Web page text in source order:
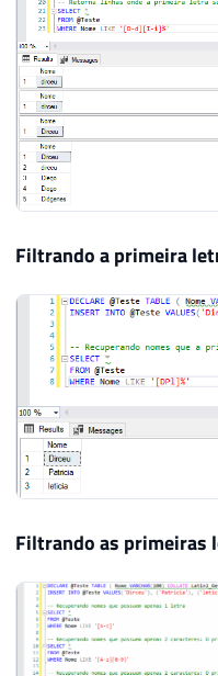
Filtrando a primeira
Filtrando as primeiras